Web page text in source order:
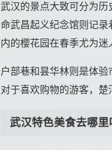
武汉的景点大致可分为
命武昌起义纪念馆则记
内的樱花园在春季尤为迷
户部巷和昙华林则是体
对于喜欢购物的游客，楚
武汉特色美食去哪